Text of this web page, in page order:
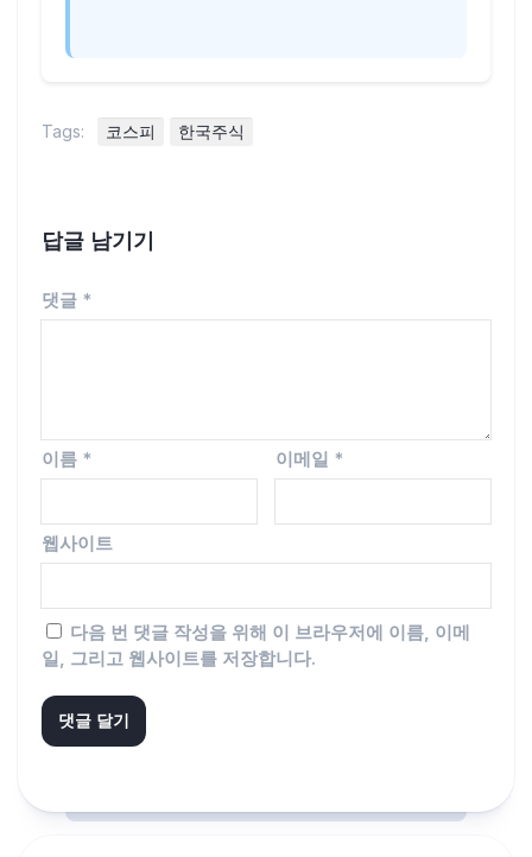
Tags: 코스피 한국주식
답글 남기기
댓글 *
이름 * 이메일 *
웹사이트
다음 번 댓글 작성을 위해 이 브라우저에 이름, 이메
일, 그리고 웹사이트를 저장합니다.